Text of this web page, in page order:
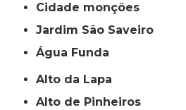
cidade monções
jardim São Saveiro
Água Funda
Alto da Lapa
Alto de Pinheiros